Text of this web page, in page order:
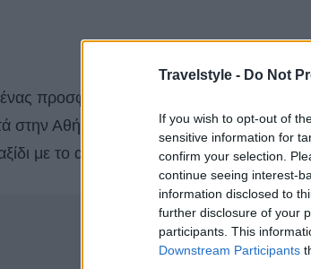
Travelstyle - Do Not
If you wish to opt-out of
sensitive information for
confirm your selection.
continue seeing interest-
information disclosed to
further disclosure of your
participants. This
Downstream Participants
ένας προσφιλής τουριστικός προορισμός,
στην Αθήνα και από οικονομικής
με το αυτοκίνητο είναι ιδανικός